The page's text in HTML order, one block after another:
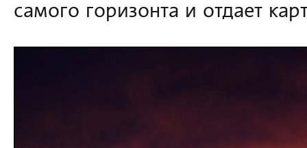
самого горизонта и отдает